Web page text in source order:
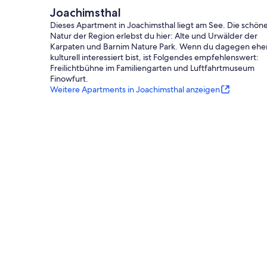
- Herd: Glaskeramikkochfeld
- Dunstabzugshaube
- Backofen
- Toaster
- Mikrowelle
- Wasserkocher
- Geschirrtücher
- Anzahl Esstische: 1
Joachimsthal
Dieses Apartment in Joachimsthal liegt am See. Die
Natur der Region erlebst du hier: Alte und Urwälder der
Karpaten und Barnim Nature Park. Wenn du dagegen
kulturell interessiert bist, ist Folgendes empfehlenswert:
Freilichtbühne im Familiengarten und Luftfahrtmuseum
Finowfurt.
Weitere Apartments in Joachimsthal anzeigen